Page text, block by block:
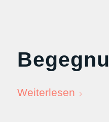
Weiterlesen